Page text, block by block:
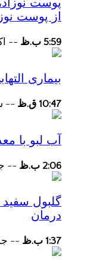
از پوست
5:59 ب.ظ --
بیماری
10:47 ق.ظ --
آب لبو با
2:06 ب.ظ --
گلبول سفید
درمان
1:37 ب.ظ --